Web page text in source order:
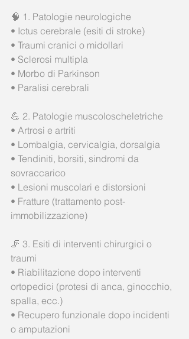
🧠 1. Patologie neurologiche
• Ictus cerebrale (esiti di stroke)
• Traumi cranici o midollari
• Sclerosi multipla
• Morbo di Parkinson
• Paralisi cerebrali
💪 2. Patologie muscoloscheletriche
• Artrosi e artriti
• Lombalgia, cervicalgia, dorsalgia
• Tendiniti, borsiti, sindromi da
sovraccarico
• Lesioni muscolari e distorsioni
• Fratture (trattamento post-
immobilizzazione)
🦵 3. Esiti di interventi chirurgici o
traumi
• Riabilitazione dopo interventi
ortopedici (protesi di anca, ginocchio,
spalla, ecc.)
• Recupero funzionale dopo incidenti
o amputazioni